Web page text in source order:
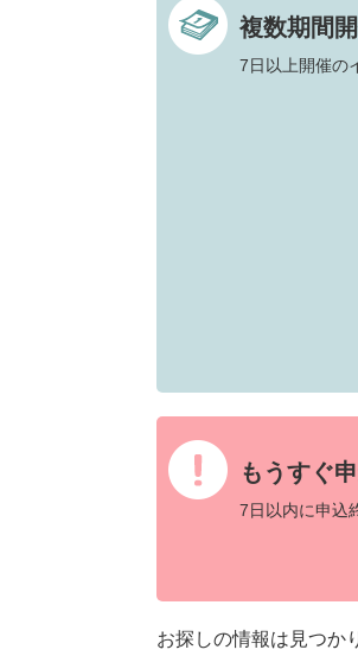
複数期間
7日以上開催の
もうすぐ
7日以内に申込
お探しの情報は見つか